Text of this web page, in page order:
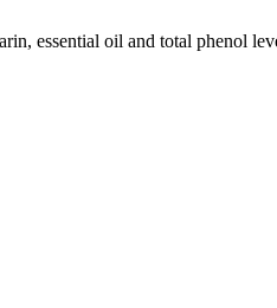
essential oil and total phenol